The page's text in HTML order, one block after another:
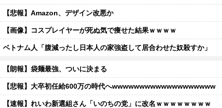
【悲報】Amazon、デザイン改悪か
【画像】コスプレイヤーが死ぬ気で痩せた結果ｗｗｗｗ
ベトナム人「腹減ったし日本人の家強盗して居合わせた奴殺すか」
【朗報】袋麺最強、ついに決まる
【悲報】大卒初任給600万の時代へwwwwwwwwwwwwwwwwwww
【速報】れいわ新選組さん「いのちの党」に改名ｗｗｗｗｗｗｗｗ